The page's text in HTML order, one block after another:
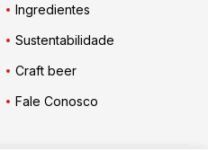
Ingredientes
Sustentabilidade
Craft beer
Fale Conosco